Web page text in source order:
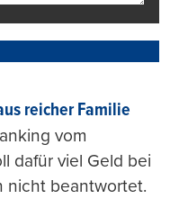
reicher Familie
vom
dafür viel Geld bei
nicht beantwortet.